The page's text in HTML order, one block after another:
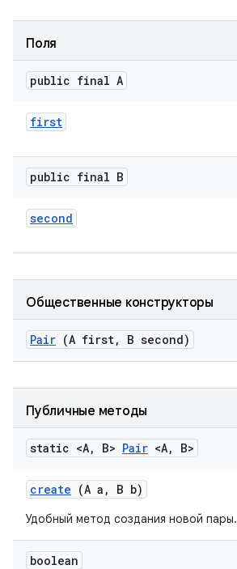
Поля
public final A
first
public final B
second
Общественные конструкторы
Pair (A first, B second)
Публичные методы
static <A, B> Pair <A, B>
create (A a , B b)
Удобный метод создания новой пары.
boolean